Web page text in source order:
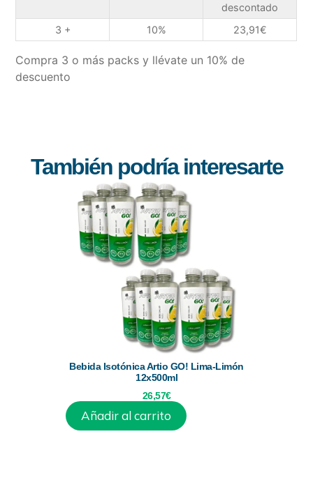
descontado
3 +
10% 23,91€
Compra 3 o más packs y llévate un 10% de
descuento
También podría interesarte
Bebida Isotónica Artio GO! Lima-Limón
12x500ml
26,57€
Añadir al carrito